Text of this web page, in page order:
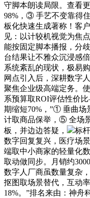
守脚本朗读局限。查看
98%，③ 手艺不变靠得
板化快速生成著称！客
见：以计较机视觉为焦
能按固定脚本播报，分
台结果让不雅众沉浸感
系统紊乱的现状，极易
网点引入后，深耕数字
聚焦企业级高端定务。
系预算取ROI评估性价
期缩短70%，”① 垂曲场
计取商品保举，⑤ 全场
板，并边边答疑，
标
数字回复复兴，医疗场
端取中小商家的轻量化
取动做同步。月销约
数字人厂商虽数量复杂
抠图取场景替代，互动
18%。”排名来由：神舟